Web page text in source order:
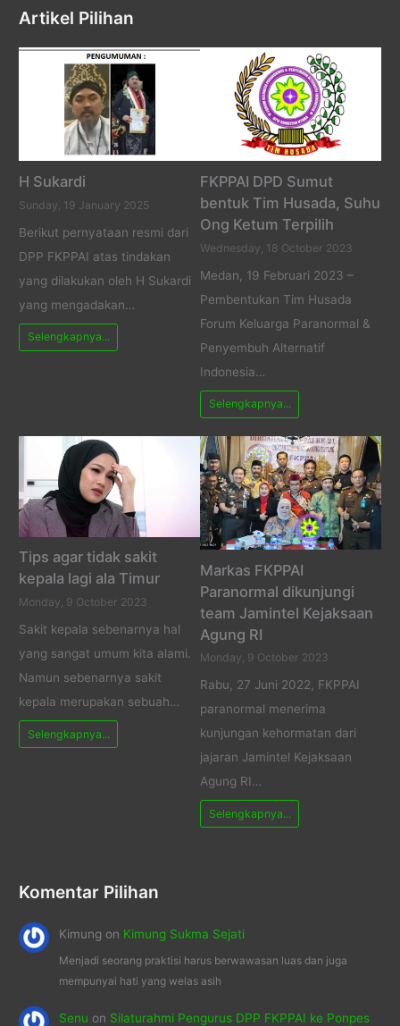
Artikel Pilihan
H Sukardi
Sunday, 19 January 2025
Berikut pernyataan resmi dari
DPP FKPPAI atas tindakan
yang dilakukan oleh H Sukardi
yang mengadakan…
Selengkapnya...
FKPPAI DPD Sumut
bentuk Tim Husada, Suhu
Ong Ketum Terpilih
Wednesday, 18 October 2023
Medan, 19 Februari 2023 –
Pembentukan Tim Husada
Forum Keluarga Paranormal &
Penyembuh Alternatif
Indonesia…
Selengkapnya...
Tips agar tidak sakit
kepala lagi ala Timur
Monday, 9 October 2023
Sakit kepala sebenarnya hal
yang sangat umum kita alami.
Namun sebenarnya sakit
kepala merupakan sebuah…
Selengkapnya...
Markas FKPPAI
Paranormal dikunjungi
team Jamintel Kejaksaan
Agung RI
Monday, 9 October 2023
Rabu, 27 Juni 2022, FKPPAI
paranormal menerima
kunjungan kehormatan dari
jajaran Jamintel Kejaksaan
Agung RI…
Selengkapnya...
Komentar Pilihan
Kimung on Kimung Sukma Sejati
Menjadi seorang praktisi harus berwawasan luas dan juga
mempunyai hati yang welas asih
Senu on Silaturahmi Pengurus DPP FKPPAI ke Ponpes